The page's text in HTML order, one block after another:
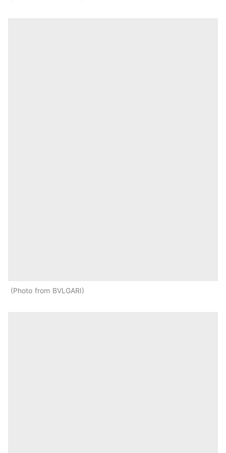
Photo from BVLGARI